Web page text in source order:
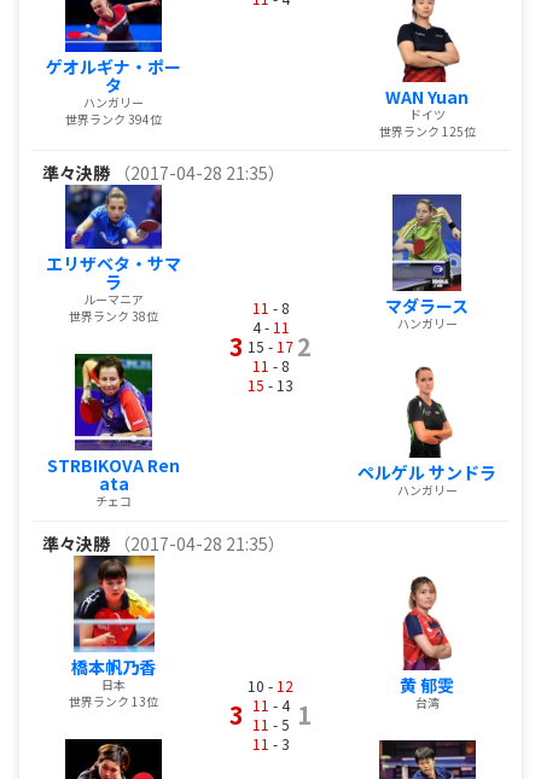
ゲオルギナ・ポー
タ
ハンガリー
世界ランク 394位
WAN Yuan
ドイツ
世界ランク 125位
準々決勝 （2017-04-28 21:35）
エリザベタ・サマ
ラ
ルーマニア
世界ランク 38位
STRBIKOVA Ren
ata
チェコ
3
11 - 8
4 - 11
15 - 17
11 - 8
15 - 13
2
マダラース
ハンガリー
ペルゲル サンドラ
ハンガリー
準々決勝 （2017-04-28 21:35）
橋本帆乃香
日本
世界ランク 13位
3
10 -12
11 - 4
11 - 5
11 - 3
1
黄 郁雯
台湾